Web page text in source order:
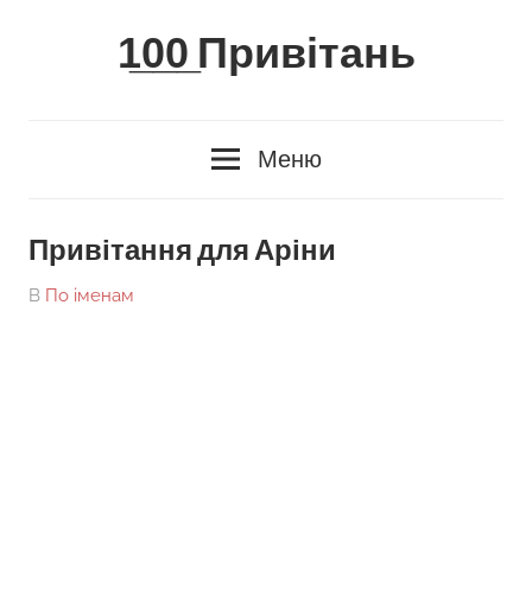
1̲0̲0̲ Привітань
Меню
Привітання для Аріни
On
By
В По іменам